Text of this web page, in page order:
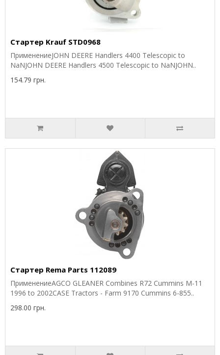
Стартер Krauf STD0968
ПрименениеJOHN DEERE Handlers 4400 Telescopic to
NaNJOHN DEERE Handlers 4500 Telescopic to NaNJOHN..
154.79 грн.
Стартер Rema Parts 112089
ПрименениеAGCO GLEANER Combines R72 Cummins M-11
1996 to 2002CASE Tractors - Farm 9170 Cummins 6-855..
298.00 грн.